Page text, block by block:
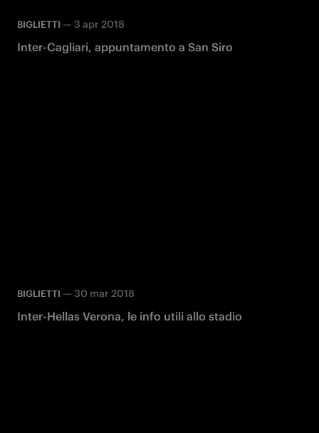
BIGLIETTI — 3 apr 2018
Inter-Cagliari, appuntamento a San Siro
BIGLIETTI — 30 mar 2018
Inter-Hellas Verona, le info utili allo stadio